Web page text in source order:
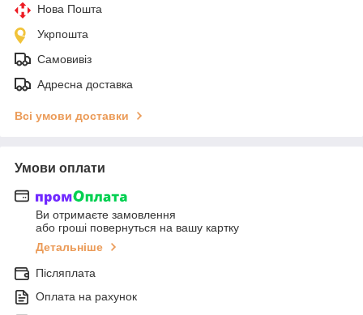
Нова Пошта
Укрпошта
Самовивіз
Адресна доставка
Всі умови доставки
Умови оплати
Ви отримаєте замовлення
або гроші повернуться на вашу картку
Детальніше
Післяплата
Оплата на рахунок